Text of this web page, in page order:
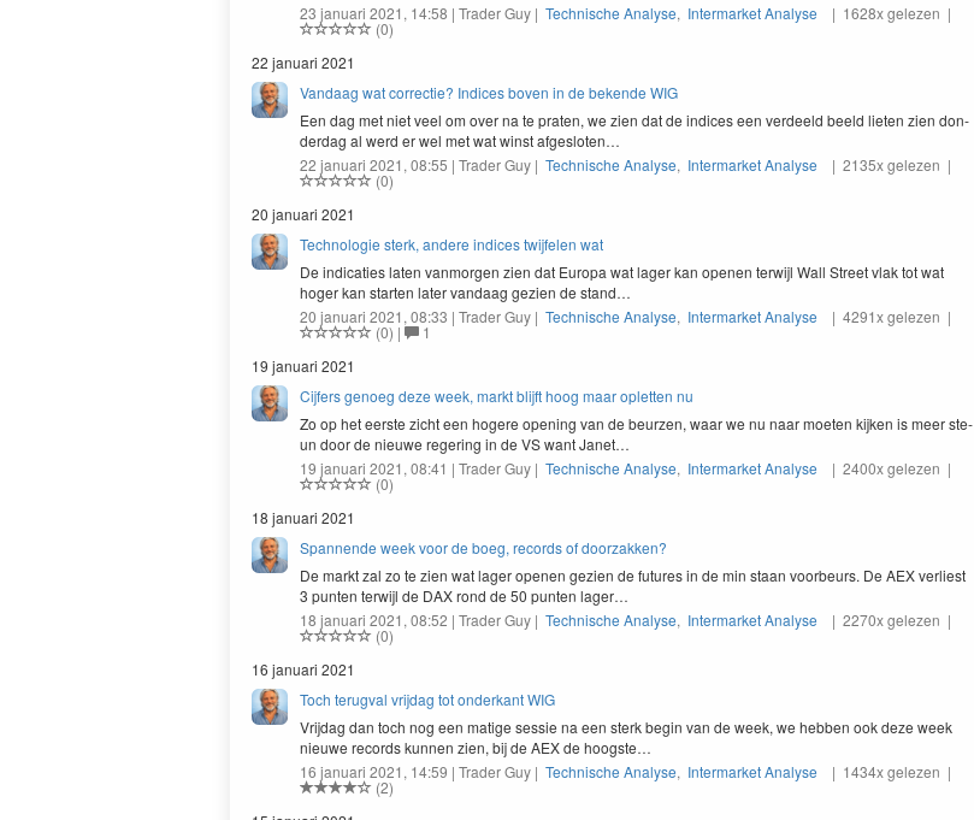
23 januari 2021, 14:58 | Trader Guy | Technische Analyse, Intermarket Analyse | 1628x gelezen |
(0)
22 januari 2021
Vandaag wat correctie? Indices boven in de bekende WIG
Een dag met niet veel om over na te prat­en, we zien dat de indices een verdeeld beeld lieten zien don­
derdag al werd er wel met wat winst afgesloten…
22 januari 2021, 08:55 | Trader Guy | Technische Analyse, Intermarket Analyse | 2135x gelezen |
(0)
20 januari 2021
Technologie sterk, andere indices twijfelen wat
De indi­caties lat­en van­mor­gen zien dat Europa wat lager kan ope­nen ter­wi­jl Wall Street vlak tot wat
hoger kan starten lat­er van­daag gezien de stand…
20 januari 2021, 08:33 | Trader Guy | Technische Analyse, Intermarket Analyse | 4291x gelezen |
(0) |
1
19 januari 2021
Cijfers genoeg deze week, markt blijft hoog maar opletten nu
Zo op het eerste zicht een hogere open­ing van de beurzen, waar we nu naar moeten kijken is meer ste­
un door de nieuwe regering in de VSwant Janet…
19 januari 2021, 08:41 | Trader Guy | Technische Analyse, Intermarket Analyse | 2400x gelezen |
(0)
18 januari 2021
Spannende week voor de boeg, records of doorzakken?
De markt zal zo te zien wat lager ope­nen gezien de futures in de min staan voor­beurs. De AEXver­li­est
3 pun­ten ter­wi­jl de DAXrond de 50 pun­ten lager…
18 januari 2021, 08:52 | Trader Guy | Technische Analyse, Intermarket Analyse | 2270x gelezen |
(0)
16 januari 2021
Toch terugval vrijdag tot onderkant WIG
Vri­jdag dan toch nog een matige sessie na een sterk begin van de week, we hebben ook deze week
nieuwe records kun­nen zien, bij de AEXde hoogste…
16 januari 2021, 14:59 | Trader Guy | Technische Analyse, Intermarket Analyse | 1434x gelezen |
(2)